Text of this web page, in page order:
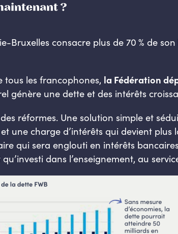
?
Bruxelles consacre plus de 70 % de
les francophones, la Fédération
génère une dette et des intérêts
réformes. Une solution simple et
une charge d’intérêts qui devient plus
qui sera englouti en intérêts
dans l’enseignement, au